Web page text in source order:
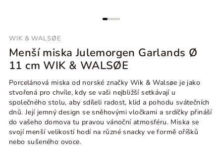
WIK & WALSØE
Menší miska Julemorgen Garlands Ø
11 cm WIK & WALSØE
Porcelánová miska od norské značky Wik & Walsøe je jako
stvořená pro chvíle, kdy se vaši nejbližší setkávají u
společného stolu, aby sdíleli radost, klid a pohodu svátečních
dnů. Její jemný design se sněhovými vločkami a srdíčky přináší
do vašeho domova tu pravou vánoční atmosféru. Miska se
svojí menší velikostí hodí na různé snacky ve formě oříšků
nebo sušeného ovoce.